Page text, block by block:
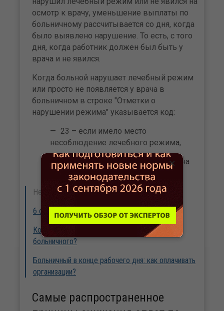
осмотр к врачу, уменьшение выплаты по
больничному рассчитывается со дня, когда
было выявлено нарушение. То есть, с того
дня, когда работник должен был быть у
врача и не явился.
Когда больной нарушает лечебный режим
или просто не появляется у врача в
больничном в строке "Отметки о
нарушении режима" указывается код:
23 – если имело место
несоблюдение лечебного режима,
24 – если больной не явился на на
прием к врачу.
Нестандартные ситуации:
6 опасных ситуация при назначении пособий
Когда работодатель должен оплатить 2 дня
больничного?
Больничный в конце рабочего дня: как оплачивать
организации?
Самые распространенное
×